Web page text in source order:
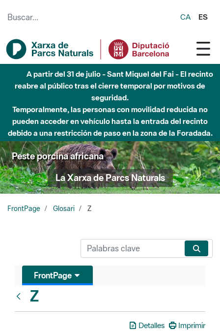
CA ES
A partir del 31 de julio - Sant Miquel del Fai - El recinto
reabre al público tras el cierre temporal por motivos de
seguridad.
Temporalmente, las personas con movilidad reducida no
pueden acceder en vehículo hasta la entrada del recinto
debido a una restricción de paso en la zona de la Foradada.
Peste porcina africana
La Xarxa de Parcs Naturals
FrontPage Glosari Z
FrontPage
Z
Detalles Imprimir